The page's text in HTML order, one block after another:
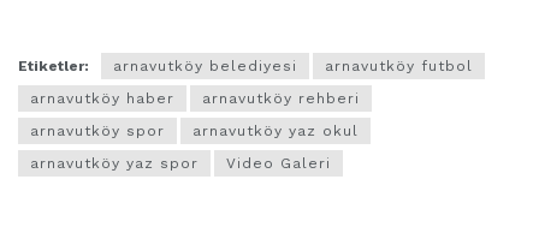
Etiketler: arnavutköy belediyesi
arnavutköy futbol
arnavutköy haber
arnavutköy rehberi
arnavutköy spor
arnavutköy yaz okul
arnavutköy yaz spor
Video Galeri